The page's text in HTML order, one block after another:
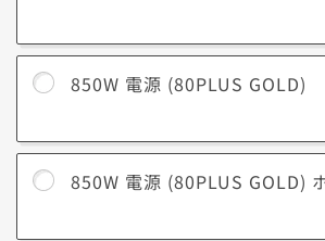
※電力使用率イメージ
850W 電源 (80PLUS GOLD)
850W 電源 (80PLUS GOLD)